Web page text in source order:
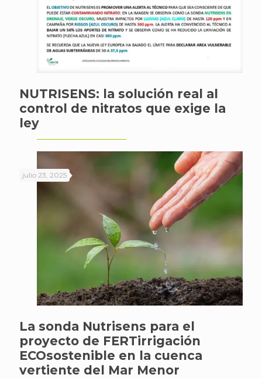
NUTRISENS: la solución real al
control de nitratos que exige la
ley
julio 23, 2025
La sonda Nutrisens para el
proyecto de FERTirrigación
ECOsostenible en la cuenca
vertiente del Mar Menor